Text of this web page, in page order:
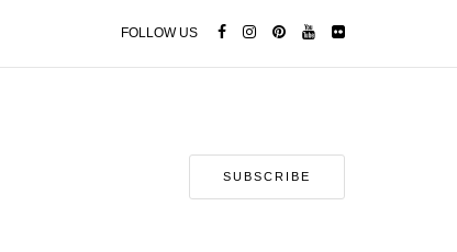
FOLLOW US
SUBSCRIBE